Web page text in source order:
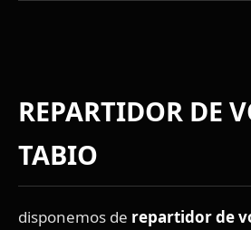
REPARTIDOR DE
TABIO
disponemos de repartidor de